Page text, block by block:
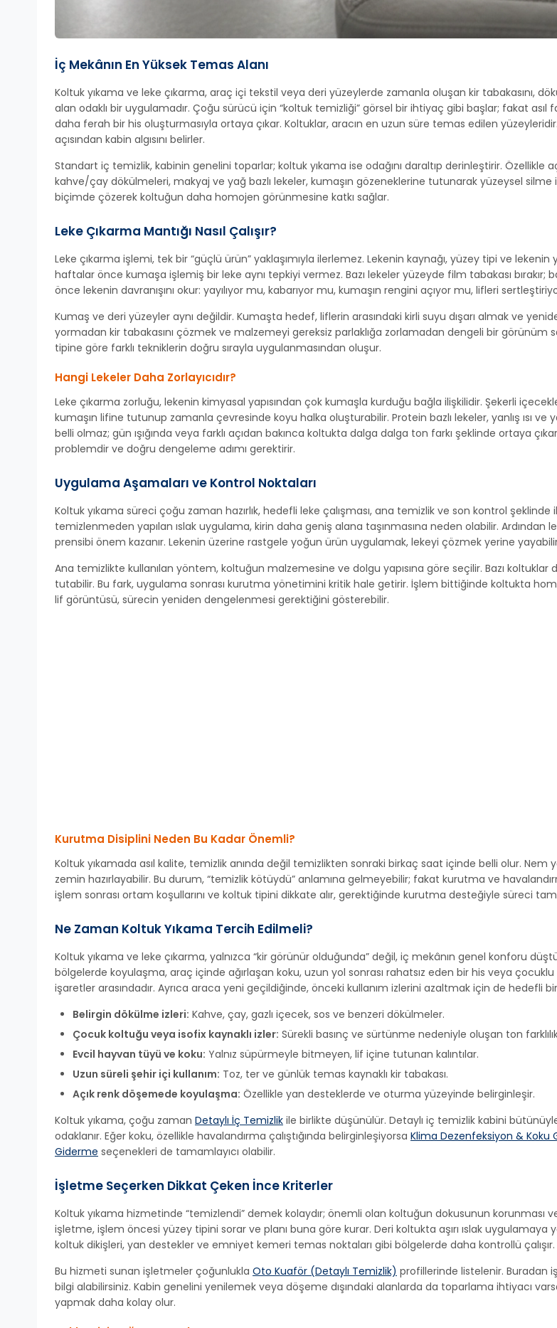
İç Mekânın En Yüksek Temas Alanı
Koltuk yıkama ve leke çıkarma, araç içi tekstil veya deri yüzeylerde zamanla oluşan kir tabakasını,
alan odaklı bir uygulamadır. Çoğu sürücü için “koltuk temizliği” görsel bir ihtiyaç gibi başlar; fakat asıl
daha ferah bir his oluşturmasıyla ortaya çıkar. Koltuklar, aracın en uzun süre temas edilen
açısından kabin algısını belirler.
Standart iç temizlik, kabinin genelini toparlar; koltuk yıkama ise odağını daraltıp derinleştirir.
kahve/çay dökülmeleri, makyaj ve yağ bazlı lekeler, kumaşın gözeneklerine tutunarak yüzeysel
biçimde çözerek koltuğun daha homojen görünmesine katkı sağlar.
Leke Çıkarma Mantığı Nasıl Çalışır?
Leke çıkarma işlemi, tek bir “güçlü ürün” yaklaşımıyla ilerlemez. Lekenin kaynağı, yüzey tipi ve
haftalar önce kumaşa işlemiş bir leke aynı tepkiyi vermez. Bazı lekeler yüzeyde film tabakası bırakır;
önce lekenin davranışını okur: yayılıyor mu, kabarıyor mu, kumaşın rengini açıyor mu, lifleri
Kumaş ve deri yüzeyler aynı değildir. Kumaşta hedef, liflerin arasındaki kirli suyu dışarı almak ve
yormadan kir tabakasını çözmek ve malzemeyi gereksiz parlaklığa zorlamadan dengeli bir görünüm
tipine göre farklı tekniklerin doğru sırayla uygulanmasından oluşur.
Hangi Lekeler Daha Zorlayıcıdır?
Leke çıkarma zorluğu, lekenin kimyasal yapısından çok kumaşla kurduğu bağla ilişkilidir. Şekerli
kumaşın lifine tutunup zamanla çevresinde koyu halka oluşturabilir. Protein bazlı lekeler, yanlış ısı ve
belli olmaz; gün ışığında veya farklı açıdan bakınca koltukta dalga dalga ton farkı şeklinde ortaya
problemdir ve doğru dengeleme adımı gerektirir.
Uygulama Aşamaları ve Kontrol Noktaları
Koltuk yıkama süreci çoğu zaman hazırlık, hedefli leke çalışması, ana temizlik ve son kontrol şeklinde
temizlenmeden yapılan ıslak uygulama, kirin daha geniş alana taşınmasına neden olabilir. Ardından
prensibi önem kazanır. Lekenin üzerine rastgele yoğun ürün uygulamak, lekeyi çözmek yerine
Ana temizlikte kullanılan yöntem, koltuğun malzemesine ve dolgu yapısına göre seçilir. Bazı koltuklar
tutabilir. Bu fark, uygulama sonrası kurutma yönetimini kritik hale getirir. İşlem bittiğinde koltukta
lif görüntüsü, sürecin yeniden dengelenmesi gerektiğini gösterebilir.
Kurutma Disiplini Neden Bu Kadar Önemli?
Koltuk yıkamada asıl kalite, temizlik anında değil temizlikten sonraki birkaç saat içinde belli olur. Nem
zemin hazırlayabilir. Bu durum, “temizlik kötüydü” anlamına gelmeyebilir; fakat kurutma ve
işlem sonrası ortam koşullarını ve koltuk tipini dikkate alır, gerektiğinde kurutma desteğiyle süreci
Ne Zaman Koltuk Yıkama Tercih Edilmeli?
Koltuk yıkama ve leke çıkarma, yalnızca “kir görünür olduğunda” değil, iç mekânın genel konforu
bölgelerde koyulaşma, araç içinde ağırlaşan koku, uzun yol sonrası rahatsız eden bir his veya
işaretler arasındadır. Ayrıca araca yeni geçildiğinde, önceki kullanım izlerini azaltmak için de hedefli
Belirgin dökülme izleri: Kahve, çay, gazlı içecek, sos ve benzeri dökülmeler.
Çocuk koltuğu veya isofix kaynaklı izler: Sürekli basınç ve sürtünme nedeniyle oluşan ton
Evcil hayvan tüyü ve koku: Yalnız süpürmeyle bitmeyen, lif içine tutunan kalıntılar.
Uzun süreli şehir içi kullanım: Toz, ter ve günlük temas kaynaklı kir tabakası.
Açık renk döşemede koyulaşma: Özellikle yan desteklerde ve oturma yüzeyinde belirginleşir.
Koltuk yıkama, çoğu zaman Detaylı İç Temizlik ile birlikte düşünülür. Detaylı iç temizlik kabini
odaklanır. Eğer koku, özellikle havalandırma çalıştığında belirginleşiyorsa Klima Dezenfeksiyon & Koku
Giderme seçenekleri de tamamlayıcı olabilir.
İşletme Seçerken Dikkat Çeken İnce Kriterler
Koltuk yıkama hizmetinde “temizlendi” demek kolaydır; önemli olan koltuğun dokusunun
işletme, işlem öncesi yüzey tipini sorar ve planı buna göre kurar. Deri koltukta aşırı ıslak
koltuk dikişleri, yan destekler ve emniyet kemeri temas noktaları gibi bölgelerde daha kontrollü çalışır.
Bu hizmeti sunan işletmeler çoğunlukla Oto Kuaför (Detaylı Temizlik) profillerinde listelenir. Buradan
bilgi alabilirsiniz. Kabin genelini yenilemek veya döşeme dışındaki alanlarda da toparlama ihtiyacı
yapmak daha kolay olur.